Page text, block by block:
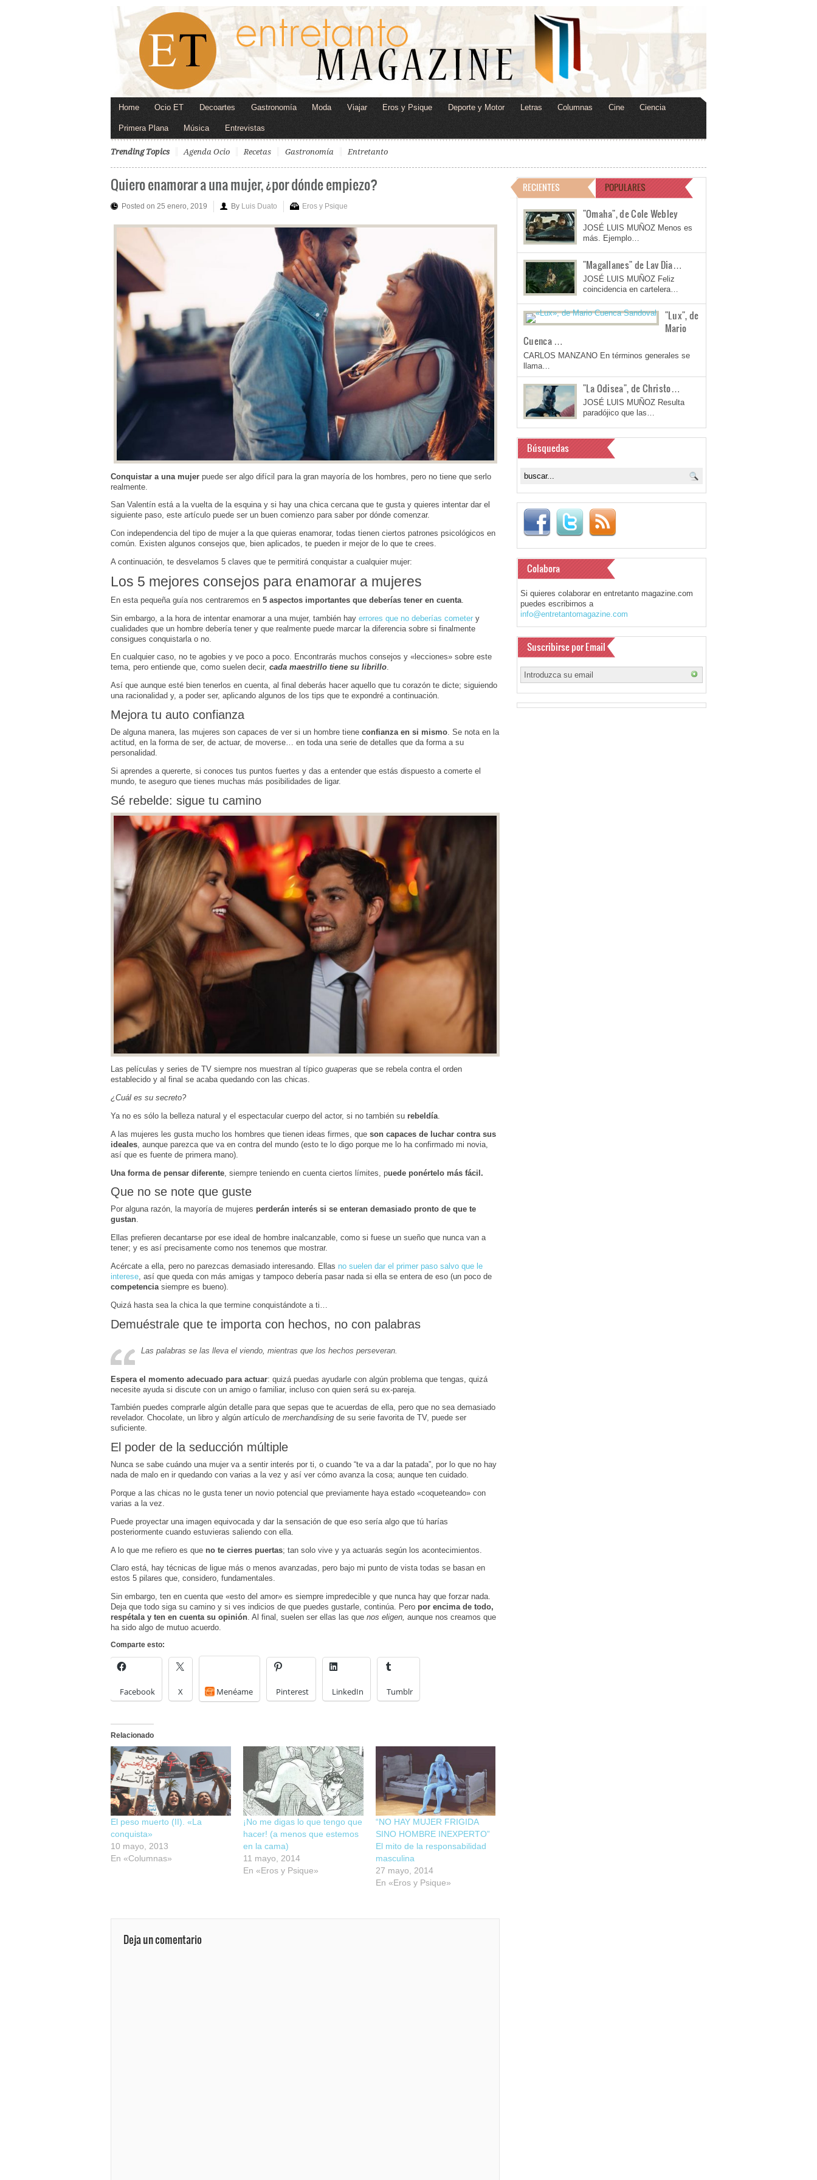
Home Ocio ET Decoartes Gastronomía Moda Viajar Eros y Psique Deporte y Motor Letras Columnas Cine Ciencia
Primera Plana Música Entrevistas
Trending Topics Agenda Ocio Recetas Gastronomía Entretanto
Quiero enamorar a una mujer, ¿por dónde empiezo?
Posted on 25 enero, 2019 By Luis Duato Eros y Psique
Conquistar a una mujer puede ser algo difícil para la gran mayoría de los hombres, pero no tiene que serlo
realmente.
San Valentín está a la vuelta de la esquina y si hay una chica cercana que te gusta y quieres intentar dar el
siguiente paso, este artículo puede ser un buen comienzo para saber por dónde comenzar.
Con independencia del tipo de mujer a la que quieras enamorar, todas tienen ciertos patrones psicológicos en
común. Existen algunos consejos que, bien aplicados, te pueden ir mejor de lo que te crees.
A continuación, te desvelamos 5 claves que te permitirá conquistar a cualquier mujer:
Los 5 mejores consejos para enamorar a mujeres
En esta pequeña guía nos centraremos en 5 aspectos importantes que deberías tener en cuenta
Sin embargo, a la hora de intentar enamorar a una mujer, también hay errores que no deberías cometer y
cualidades que un hombre debería tener y que realmente puede marcar la diferencia sobre si finalmente
consigues conquistarla o no.
En cualquier caso, no te agobies y ve poco a poco. Encontrarás muchos consejos y «lecciones» sobre este
tema, pero entiende que, como suelen decir, cada maestrillo tiene su librillo.
Así que aunque esté bien tenerlos en cuenta, al final deberás hacer aquello que tu corazón te dicte; siguiendo
una racionalidad y, a poder ser, aplicando algunos de los tips que te expondré a continuación.
Mejora tu auto confianza
De alguna manera, las mujeres son capaces de ver si un hombre tiene confianza en si mismo . Se nota en la
actitud, en la forma de ser, de actuar, de moverse… en toda una serie de detalles que da forma a su
personalidad.
Si aprendes a quererte, si conoces tus puntos fuertes y das a entender que estás dispuesto a comerte el
mundo, te aseguro que tienes muchas más posibilidades de ligar.
Sé rebelde: sigue tu camino
Las películas y series de TV siempre nos muestran al típico guaperas que se rebela contra el orden
establecido y al final se acaba quedando con las chicas.
¿Cuál es su secreto?
Ya no es sólo la belleza natural y el espectacular cuerpo del actor, si no también su rebeldía
A las mujeres les gusta mucho los hombres que tienen ideas firmes, que son capaces de luchar contra sus
ideales , aunque parezca que va en contra del mundo (esto te lo digo porque me lo ha confirmado mi novia,
así que es fuente de primera mano).
Una forma de pensar diferente , siempre teniendo en cuenta ciertos límites, puede ponértelo más fácil.
Que no se note que guste
Por alguna razón, la mayoría de mujeres perderán interés si se enteran demasiado pronto de que te
gustan.
Ellas prefieren decantarse por ese ideal de hombre inalcanzable, como si fuese un sueño que nunca van a
tener; y es así precisamente como nos tenemos que mostrar.
Acércate a ella, pero no parezcas demasiado interesando. Ellas no suelen dar el primer paso salvo que le
interese , así que queda con más amigas y tampoco debería pasar nada si ella se entera de eso (un poco de
competencia siempre es bueno).
Quizá hasta sea la chica la que termine conquistándote a ti…
Demuéstrale que te importa con hechos, no con palabras
Las palabras se las lleva el viendo, mientras que los hechos perseveran.
Espera el momento adecuado para actuar: quizá puedas ayudarle con algún problema que tengas, quizá
necesite ayuda si discute con un amigo o familiar, incluso con quien será su ex-pareja.
También puedes comprarle algún detalle para que sepas que te acuerdas de ella, pero que no sea demasiado
revelador. Chocolate, un libro y algún artículo de merchandising de su serie favorita de TV, puede ser
suficiente.
El poder de la seducción múltiple
Nunca se sabe cuándo una mujer va a sentir interés por ti, o cuando “te va a dar la patada”, por lo que no hay
nada de malo en ir quedando con varias a la vez y así ver cómo avanza la cosa; aunque ten cuidado.
Porque a las chicas no le gusta tener un novio potencial que previamente haya estado «coqueteando» con
varias a la vez.
Puede proyectar una imagen equivocada y dar la sensación de que eso sería algo que tú harías
posteriormente cuando estuvieras saliendo con ella.
A lo que me refiero es que no te cierres puertas; tan solo vive y ya actuarás según los acontecimientos.
Claro está, hay técnicas de ligue más o menos avanzadas, pero bajo mi punto de vista todas se basan en
estos 5 pilares que, considero, fundamentales.
Sin embargo, ten en cuenta que «esto del amor» es siempre impredecible y que nunca hay que forzar nada.
Deja que todo siga su camino y si ves indicios de que puedes gustarle, continúa. Pero por encima de todo,
respétala y ten en cuenta su opinión. Al final, suelen ser ellas las que nos eligen, aunque nos creamos que
ha sido algo de mutuo acuerdo.
Comparte esto:
Facebook X Menéame Pinterest LinkedIn Tumblr
Relacionado
El peso muerto (II). «La
conquista»
10 mayo, 2013
En «Columnas»
¡No me digas lo que tengo que
hacer! (a menos que estemos
en la cama)
11 mayo, 2014
En «Eros y Psique»
“NO HAY MUJER FRIGIDA
SINO HOMBRE INEXPERTO”
El mito de la responsabilidad
masculina
27 mayo, 2014
En «Eros y Psique»
Deja un comentario
RECIENTES POPULARES
"Omaha", de Cole Webley
JOSÉ LUIS MUÑOZ Menos es
más. Ejemplo…
"Magallanes" de Lav Dia…
JOSÉ LUIS MUÑOZ Feliz
coincidencia en cartelera…
"Lux", de
Mario
Cuenca …
CARLOS MANZANO En términos generales se
llama…
"La Odisea", de Christo…
JOSÉ LUIS MUÑOZ Resulta
paradójico que las…
Búsquedas
Colabora
Si quieres colaborar en entretanto magazine.com
puedes escribirnos a
info@entretantomagazine.com
Suscribirse por Email